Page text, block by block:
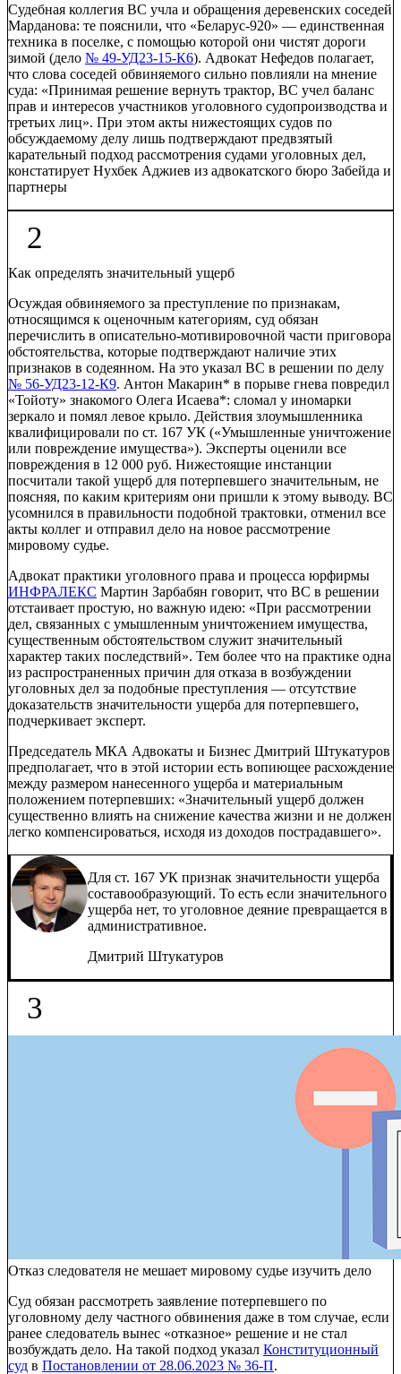
Судебная коллегия ВС учла и обращения деревенских соседей
Марданова: те пояснили, что «Беларус-920» — единственная
техника в поселке, с помощью которой они чистят дороги
зимой (дело № 49-УД23-15-К6). Адвокат Нефедов полагает,
что слова соседей обвиняемого сильно повлияли на мнение
суда: «Принимая решение вернуть трактор, ВС учел баланс
прав и интересов участников уголовного судопроизводства и
третьих лиц». При этом акты нижестоящих судов по
обсуждаемому делу лишь подтверждают предвзятый
карательный подход рассмотрения судами уголовных дел,
констатирует Нухбек Аджиев из адвокатского бюро Забейда и
партнеры
2
Как определять значительный ущерб
Осуждая обвиняемого за преступление по признакам,
относящимся к оценочным категориям, суд обязан
перечислить в описательно-мотивировочной части приговора
обстоятельства, которые подтверждают наличие этих
признаков в содеянном. На это указал ВС в решении по делу
№ 56-УД23-12-К9. Антон Макарин* в порыве гнева повредил
«Тойоту» знакомого Олега Исаева*: сломал у иномарки
зеркало и помял левое крыло. Действия злоумышленника
квалифицировали по ст. 167 УК («Умышленные уничтожение
или повреждение имущества»). Эксперты оценили все
повреждения в 12 000 руб. Нижестоящие инстанции
посчитали такой ущерб для потерпевшего значительным, не
поясняя, по каким критериям они пришли к этому выводу. ВС
усомнился в правильности подобной трактовки, отменил все
акты коллег и отправил дело на новое рассмотрение
мировому судье.
Адвокат практики уголовного права и процесса юрфирмы
ИНФРАЛЕКС Мартин Зарбабян говорит, что ВС в решении
отстаивает простую, но важную идею: «При рассмотрении
дел, связанных с умышленным уничтожением имущества,
существенным обстоятельством служит значительный
характер таких последствий». Тем более что на практике одна
из распространенных причин для отказа в возбуждении
уголовных дел за подобные преступления — отсутствие
доказательств значительности ущерба для потерпевшего,
подчеркивает эксперт.
Председатель МКА Адвокаты и Бизнес Дмитрий Штукатуров
предполагает, что в этой истории есть вопиющее расхождение
между размером нанесенного ущерба и материальным
положением потерпевших: «Значительный ущерб должен
существенно влиять на снижение качества жизни и не должен
легко компенсироваться, исходя из доходов пострадавшего».
Для ст. 167 УК признак значительности ущерба
составообразующий. То есть если значительного
ущерба нет, то уголовное деяние превращается в
административное.
Дмитрий Штукатуров
3
Отказ следователя не мешает мировому судье изучить дело
Суд обязан рассмотреть заявление потерпевшего по
уголовному делу частного обвинения даже в том случае, если
ранее следователь вынес «отказное» решение и не стал
возбуждать дело. На такой подход указал Конституционный
суд в Постановлении от 28.06.2023 № 36-П.